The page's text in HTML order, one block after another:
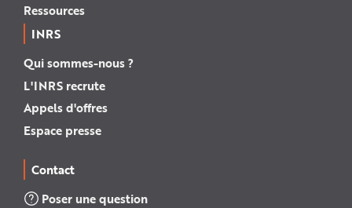
Ressources
INRS
Qui sommes-nous ?
L'INRS recrute
Appels d'offres
Espace presse
Contact
Poser une question